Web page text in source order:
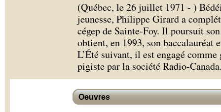
(Québec, le 26 juillet 1971 - )
jeunesse, Philippe Girard a
cégep de Sainte-Foy. Il poursuit
obtient, en 1993, son baccalauréat
L’Été suivant, il est engagé
pigiste par la société Radio-
Oeuvres